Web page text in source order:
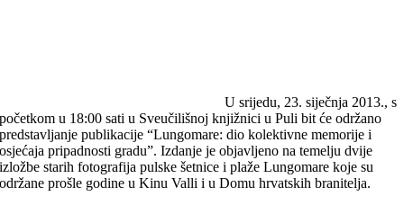
U srijedu, 23. siječnja 2013., s
početkom u 18:00 sati u Sveučilišnoj knjižnici u Puli bit će održano
predstavljanje publikacije “Lungomare: dio kolektivne memorije i
osjećaja pripadnosti gradu”. Izdanje je objavljeno na temelju dvije
izložbe starih fotografija pulske šetnice i plaže Lungomare koje su
održane prošle godine u Kinu Valli i u Domu hrvatskih branitelja.